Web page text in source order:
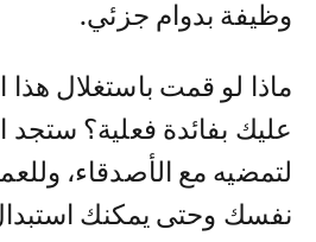
وظيفة بدوام جزئي.
ماذا لو قمت باستغلال هذا
عليك بفائدة فعلية؟ ستجد
لتمضيه مع الأصدقاء،
نفسك وحتى يمكنك